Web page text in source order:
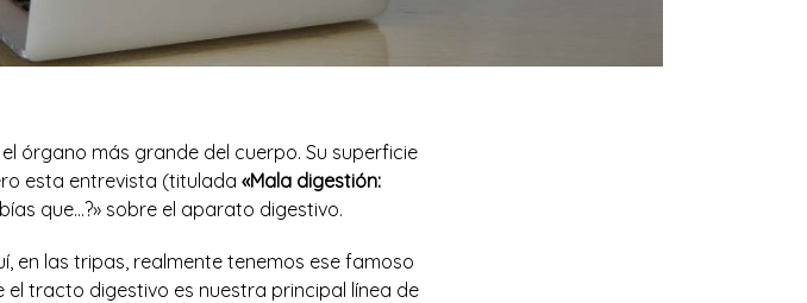
órgano más grande del cuerpo. Su superficie
esta entrevista (titulada «Mala digestión:
que…?» sobre el aparato digestivo.
en las tripas, realmente tenemos ese famoso
tracto digestivo es nuestra principal línea de